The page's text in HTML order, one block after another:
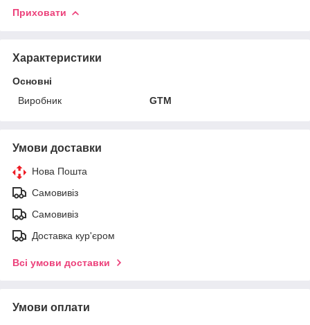
Приховати
Характеристики
Основні
Виробник
GTM
Умови доставки
Нова Пошта
Самовивіз
Самовивіз
Доставка кур'єром
Всі умови доставки
Умови оплати